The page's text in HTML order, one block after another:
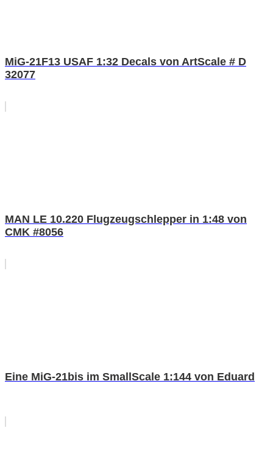
MiG-21F13 USAF 1:32 Decals von ArtScale # D
32077
MAN LE 10.220 Flugzeugschlepper in 1:48 von
CMK #8056
Eine MiG-21bis im SmallScale 1:144 von Eduard